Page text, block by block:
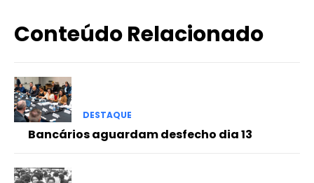
Conteúdo Relacionado
DESTAQUE
Bancários aguardam desfecho dia 13